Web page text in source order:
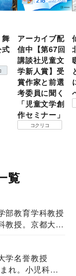
舞
アーカイブ配
信中【第67回
講談社児童文
学新人賞】受
賞作家と前選
考委員に聞く
「児童文学創
作セミナー」
コクリコ
覧
部教育学科教授
教授。京都大学
学名誉教授
れ。小児科